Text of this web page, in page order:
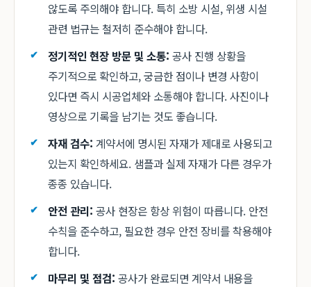
않도록 주의해야 합니다. 특히 소방 시설, 위생 시설
관련 법규는 철저히 준수해야 합니다.
정기적인 현장 방문 및 소통: 공사 진행 상황을
주기적으로 확인하고, 궁금한 점이나 변경 사항이
있다면 즉시 시공업체와 소통해야 합니다. 사진이나
영상으로 기록을 남기는 것도 좋습니다.
자재 검수: 계약서에 명시된 자재가 제대로 사용되고
있는지 확인하세요. 샘플과 실제 자재가 다른 경우가
종종 있습니다.
안전 관리: 공사 현장은 항상 위험이 따릅니다. 안전
수칙을 준수하고, 필요한 경우 안전 장비를 착용해야
합니다.
마무리 및 점검: 공사가 완료되면 계약서 내용을